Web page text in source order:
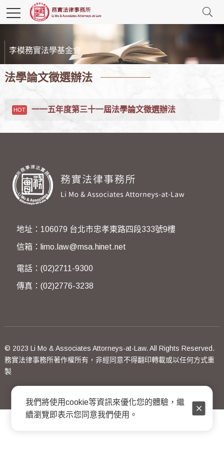
李模務實法學基金會
法學論文徵選辦法
一一五年度第三十一屆法學論文徵選辦法
地址：106079 台北市忠孝東路四段333號9樓
信箱：limo.law@msa.hinet.net
電話：(02)2711-9300
傳真：(02)2776-3238
© 2023 Li Mo & Associates Attorneys-at-Law. All Rights Reserved.
務實法律事務所著作權所有，非經同意不得翻印轉載或以任何方式重
製
我們將使用cookie等資訊來優化您的體驗，繼
續瀏覽即表示您同意我們使用。